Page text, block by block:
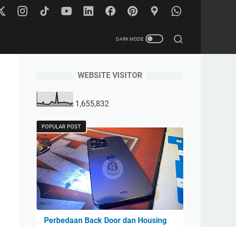
WEBSITE VISITOR
1,655,832
POPULAR POST
Perbedaan Back Door dan Housing